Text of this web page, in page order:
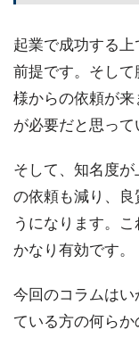
起業で成功する
前提です。そし
様からの依頼が
が必要だと思って
そして、知名度
の依頼も減り、
うになります。
かなり有効です。
今回のコラムはい
ている方の何ら